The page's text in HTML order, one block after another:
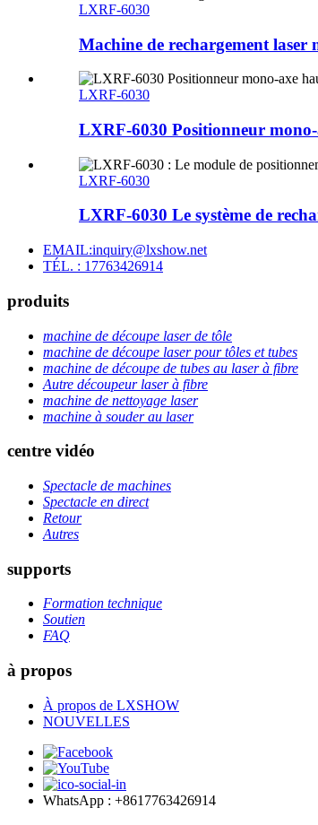
LXRF-6030
Machine de rechargement laser
LXRF-6030
LXRF-6030 Positionneur
LXRF-6030
LXRF-6030 Le système de
EMAIL:inquiry@lxshow.net
TÉL. : 17763426914
produits
machine de découpe laser de tôle
machine de découpe laser pour tôles et tubes
machine de découpe de tubes au laser à fibre
Autre découpeur laser à fibre
machine de nettoyage laser
machine à souder au laser
centre vidéo
Spectacle de machines
Spectacle en direct
Retour
Autres
supports
Formation technique
Soutien
FAQ
à propos
À propos de LXSHOW
NOUVELLES
WhatsApp : +8617763426914